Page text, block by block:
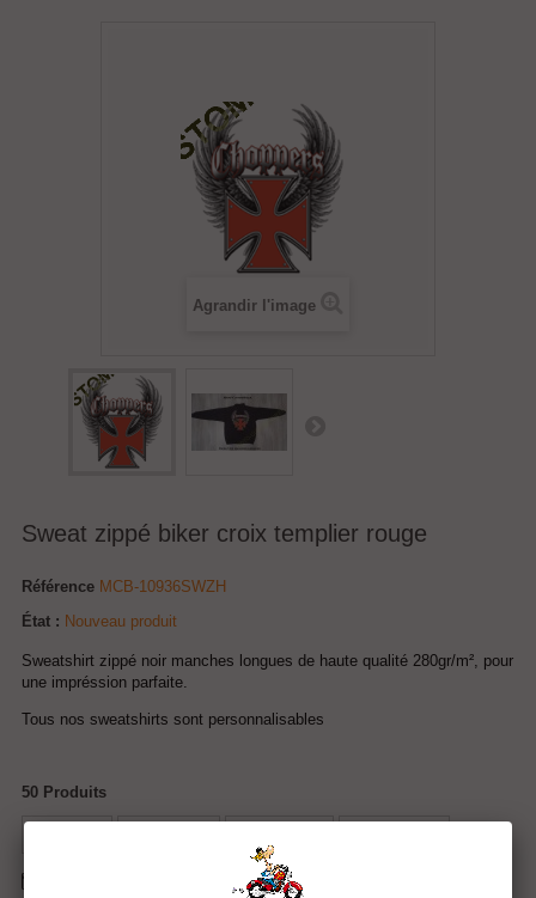
Agrandir l'image
Sweat zippé biker croix templier rouge
Référence MCB-10936SWZH
État : Nouveau produit
Sweatshirt zippé noir manches longues de haute qualité 280gr/m², pour
une impréssion parfaite.
Tous nos sweatshirts sont personnalisables
50 Produits